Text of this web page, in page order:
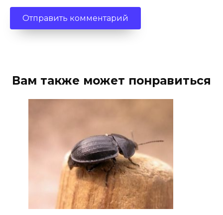
Вам также может понравиться